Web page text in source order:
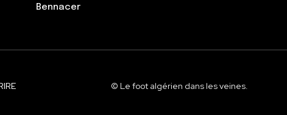
Bennacer
© Le foot algérien dans les veines.